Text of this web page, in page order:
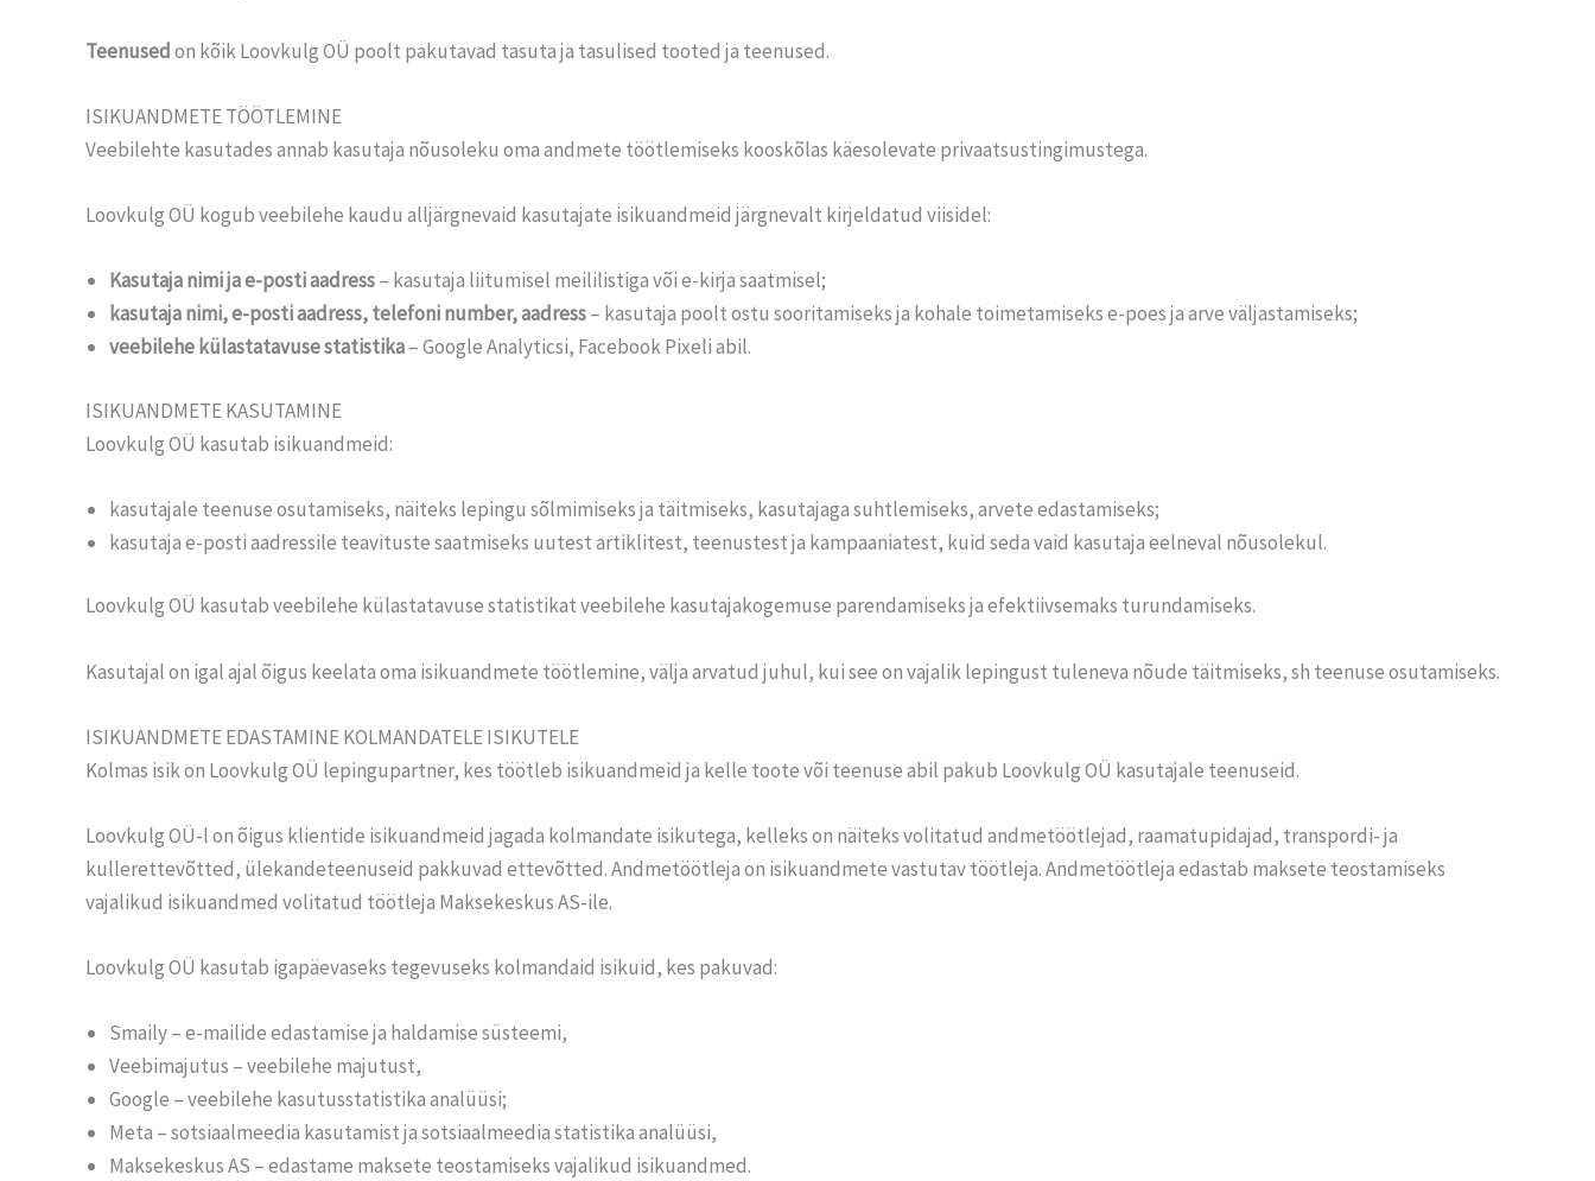
Teenusedon kõik Loovkulg OÜ poolt pakutavad tasuta ja tasulised tooted ja teenused.
ISIKUANDMETE TÖÖTLEMINE
Veebilehte kasutades annab kasutaja nõusoleku oma andmete töötlemiseks kooskõlas käesolevate privaatsustingimustega.
Loovkulg OÜ kogub veebilehe kaudu alljärgnevaid kasutajate isikuandmeid järgnevalt kirjeldatud viisidel:
Kasutaja nimi ja e-posti aadress– kasutaja liitumisel meililistiga või e-kirja saatmisel;
kasutaja nimi, e-posti aadress, telefoni number, aadress– kasutaja poolt ostu sooritamiseks ja kohale toimetamiseks e-poes ja arve väljastamiseks;
veebilehe külastatavuse statistika– Google Analyticsi, Facebook Pixeli abil.
ISIKUANDMETE KASUTAMINE
Loovkulg OÜ kasutab isikuandmeid:
kasutajale teenuse osutamiseks, näiteks lepingu sõlmimiseks ja täitmiseks, kasutajaga suhtlemiseks, arvete edastamiseks;
kasutaja e-posti aadressile teavituste saatmiseks uutest artiklitest, teenustest ja kampaaniatest, kuid seda vaid kasutaja eelneval nõusolekul.
Loovkulg OÜ kasutab veebilehe külastatavuse statistikat veebilehe kasutajakogemuse parendamiseks ja efektiivsemaks turundamiseks.
Kasutajal on igal ajal õigus keelata oma isikuandmete töötlemine, välja arvatud juhul, kui see on vajalik lepingust tuleneva nõude täitmiseks, sh teenuse osutamiseks.
ISIKUANDMETE EDASTAMINE KOLMANDATELE ISIKUTELE
Kolmas isik on Loovkulg OÜ lepingupartner, kes töötleb isikuandmeid ja kelle toote või teenuse abil pakub Loovkulg OÜ kasutajale teenuseid.
Loovkulg OÜ-l on õigus klientide isikuandmeid jagada kolmandate isikutega, kelleks on näiteks volitatud andmetöötlejad, raamatupidajad, transpordi- ja
kullerettevõtted, ülekandeteenuseid pakkuvad ettevõtted. Andmetöötleja on isikuandmete vastutav töötleja. Andmetöötleja edastab maksete teostamiseks
vajalikud isikuandmed volitatud töötleja Maksekeskus AS-ile.
Loovkulg OÜ kasutab igapäevaseks tegevuseks kolmandaid isikuid, kes pakuvad:
Smaily – e-mailide edastamise ja haldamise süsteemi,
Veebimajutus – veebilehe majutust,
Google – veebilehe kasutusstatistika analüüsi;
Meta – sotsiaalmeedia kasutamist ja sotsiaalmeedia statistika analüüsi,
Maksekeskus AS – edastame maksete teostamiseks vajalikud isikuandmed.